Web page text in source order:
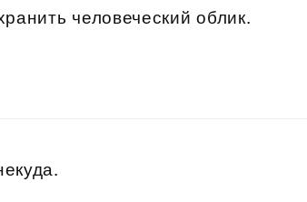
человеческий облик.